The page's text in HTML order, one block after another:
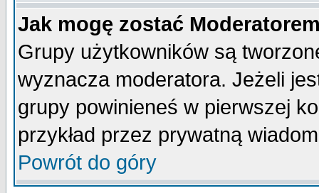
Jak mogę zostać
Grupy użytkowników są
wyznacza moderatora. Jeżeli
grupy powinieneś w pierwszej
przykład przez prywatną
Powrót do góry